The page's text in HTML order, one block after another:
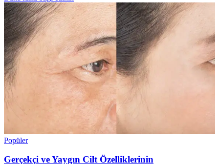
Popüler
Gerçekçi ve Yaygın Cilt Özelliklerinin